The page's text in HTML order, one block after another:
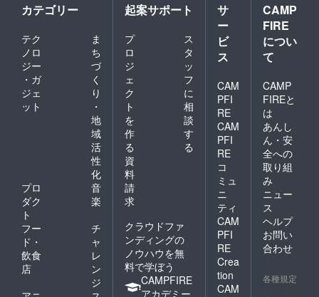
カテゴリー
テク
ノロ
ジー
・ガ
ジェ
ット
ま
ち
づ
く
り
・
地
域
活
性
化
プロ
ダク
ト
音
楽
フー
ド・
飲食
店
チ
ャ
レ
ン
ジ
起案サポート
プ
ロ
ジ
ェ
ク
ト
を
作
る
ス
タ
ッ
フ
に
相
談
す
る
資
料
請
求
クラウドファ
ンディングの
ノウハウを無
料で学ぼう
CAMPFIRE
アカデミー
サ
ー
ビ
ス
CAM
PFI
RE
CAM
PFI
RE
コ
ミュ
ニ
ティ
CAM
PFI
RE
Crea
tion
CAM
CAMP
FIRE
につい
て
CAMP
FIREと
は
あんし
ん・安
全への
取り組
み
ニュー
ス
ヘルプ
お問い
合わせ
各種規定